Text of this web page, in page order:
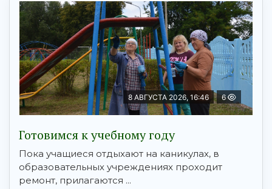
8 АВГУСТА 2026, 16:46 6
Готовимся к учебному году
Пока учащиеся отдыхают на каникулах, в
образовательных учреждениях проходит
ремонт, прилагаются ...